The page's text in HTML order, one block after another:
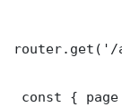
router.get('/
const {